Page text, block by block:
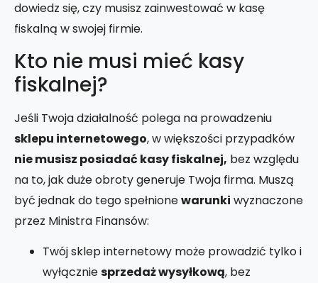
dowiedz się, czy musisz zainwestować w kasę
fiskalną w swojej firmie.
Kto nie musi mieć kasy
fiskalnej?
Jeśli Twoja działalność polega na prowadzeniu
sklepu internetowego, w większości przypadków
nie musisz posiadać kasy fiskalnej, bez względu
na to, jak duże obroty generuje Twoja firma. Muszą
być jednak do tego spełnionewarunki wyznaczone
przez Ministra Finansów:
Twój sklep internetowy może prowadzić tylko i
wyłączniesprzedaż wysyłkową, bez